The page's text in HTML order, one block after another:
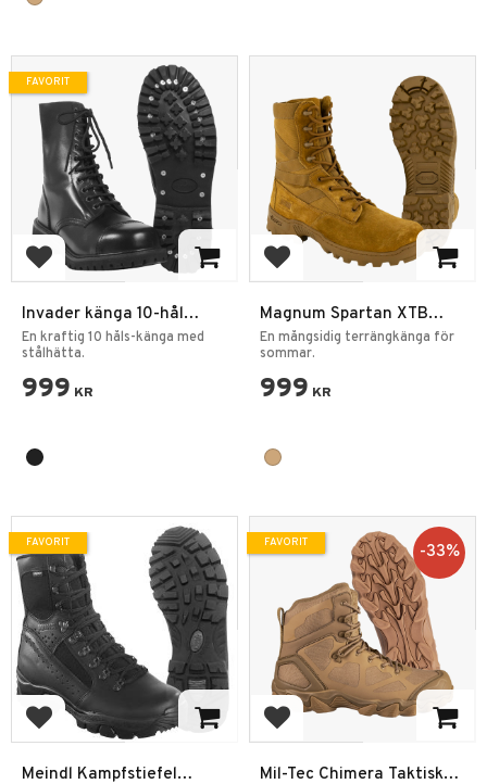
Lägg till i favoriter
Invader känga 10-hål
Svart
En kraftig 10 håls-känga med
stålhätta.
999 KR
FAVORIT
Lägg till i favoriter
Magnum Spartan XTB
Lättvikt Vattenavvisande
Mocka
En mångsidig terrängkänga för
sommar.
999 KR
Lägg till i favoriter
Meindl Kampfstiefel
FAVORIT
Lägg till i favoriter
Mil-Tec Chimera Taktiska
33%
FAVORIT